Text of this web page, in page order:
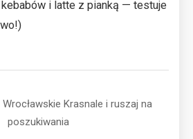
i latte z pianką — testuje
Krasnale i ruszaj na
poszukiwania